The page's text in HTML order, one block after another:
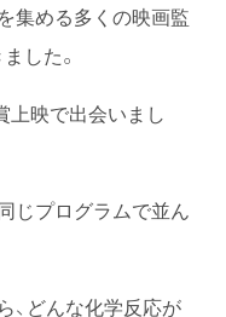
集める多くの映画監
した。
上映で出会いまし
じプログラムで並ん
、どんな化学反応が